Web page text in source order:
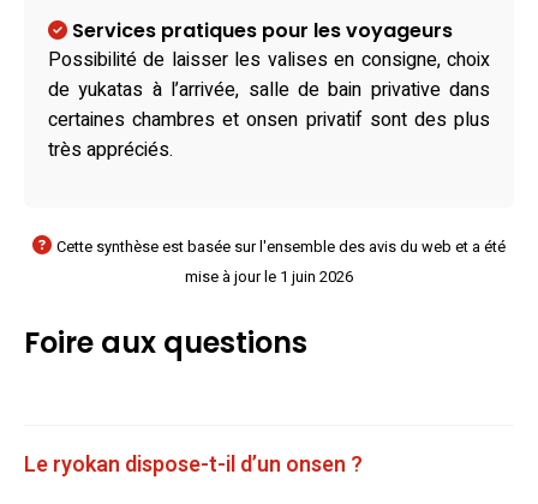
Services pratiques pour les voyageurs
Possibilité de laisser les valises en consigne, choix
de yukatas à l’arrivée, salle de bain privative dans
certaines chambres et onsen privatif sont des plus
très appréciés.
Cette synthèse est basée sur l'ensemble des avis du web et a été
mise à jour le 1 juin 2026
Foire aux questions
Le ryokan dispose-t-il d’un onsen ?